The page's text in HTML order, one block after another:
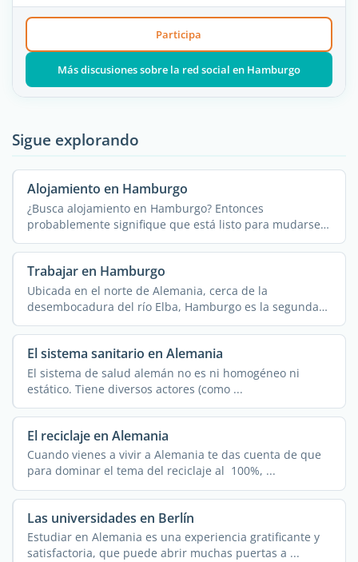
Participa
Más discusiones sobre la red social en Hamburgo
Sigue explorando
Alojamiento en Hamburgo
¿Busca alojamiento en Hamburgo? Entonces
probablemente signifique que está listo para mudarse a
esta ...
Trabajar en Hamburgo
Ubicada en el norte de Alemania, cerca de la
desembocadura del río Elba, Hamburgo es la segunda
ciudad ...
El sistema sanitario en Alemania
El sistema de salud alemán no es ni homogéneo ni
estático. Tiene diversos actores (como ...
El reciclaje en Alemania
Cuando vienes a vivir a Alemania te das cuenta de que
para dominar el tema del reciclaje al 100%, ...
Las universidades en Berlín
Estudiar en Alemania es una experiencia gratificante y
satisfactoria, que puede abrir muchas puertas a ...